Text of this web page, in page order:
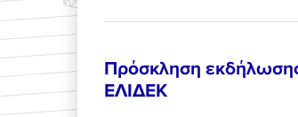
Πρόσκληση
ΕΛΙΔΕΚ